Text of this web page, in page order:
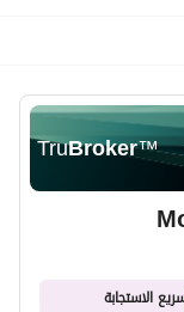
TruBroker™
الاستجابة